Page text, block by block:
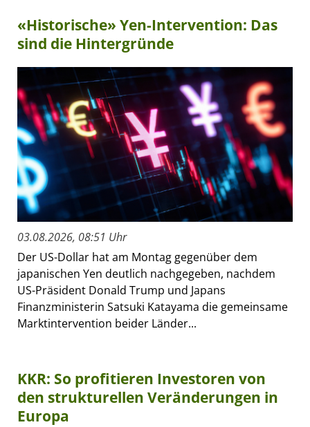
«Historische» Yen-Intervention: Das
sind die Hintergründe
03.08.2026, 08:51 Uhr
Der US-Dollar hat am Montag gegenüber dem
japanischen Yen deutlich nachgegeben, nachdem
US-Präsident Donald Trump und Japans
Finanzministerin Satsuki Katayama die gemeinsame
Marktintervention beider Länder...
KKR: So profitieren Investoren von
den strukturellen Veränderungen in
Europa